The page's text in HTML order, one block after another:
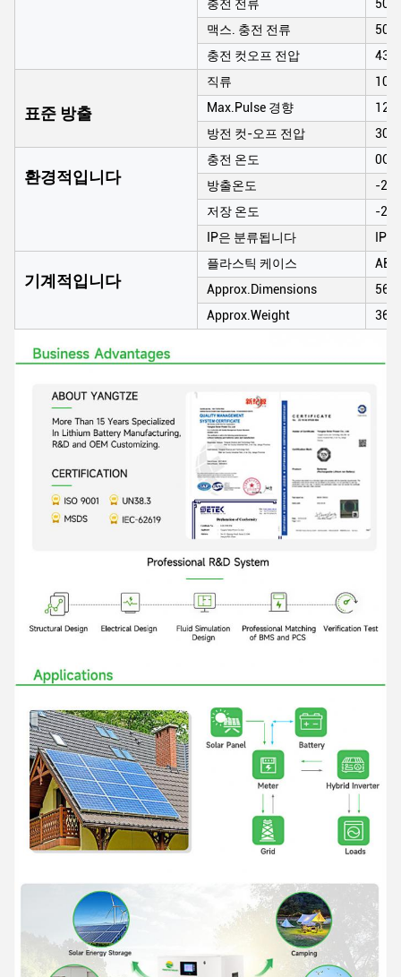
충전 전류
50A
맥스. 충전 전류
50A
충전 컷오프 전압
표준 방출
직류
Max.Pulse 경향
방전 컷-오프 전압
환경적입니다
충전 온도
0C
방출온도
-
저장 온도
-
IP은 분류됩니다
IP65
기계적입니다
플라스틱 케이스
Approx.Dimensions
Approx.Weight
360